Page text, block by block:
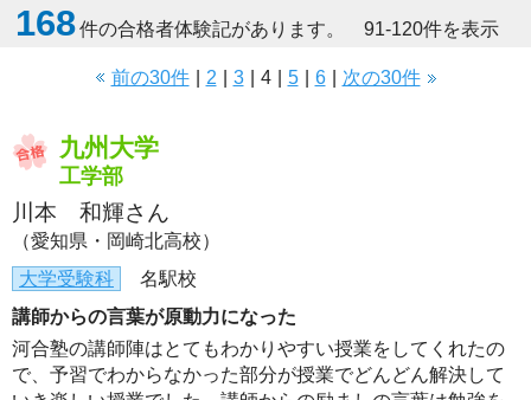
168件の合格者体験記があります。 91-120件を表示
前の30件 2 3 4 5 6 次の30件
九州大学
工学部
川本 和輝さん
（愛知県・岡崎北高校）
大学受験科
名駅校
講師からの言葉が原動力になった
河合塾の講師陣はとてもわかりやすい授業をしてくれたの
で、予習でわからなかった部分が授業でどんどん解決して